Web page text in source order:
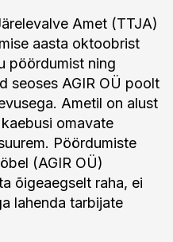
Amet (TTJA)
aasta oktoobrist
pöördumist ning
seoses AGIR OÜ poolt
Ametil on alust
omavate
Pöördumiste
(AGIR OÜ)
õigeaegselt raha, ei
lahenda tarbijate